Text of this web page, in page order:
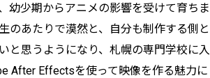
幼少期からアニメの影響を受けて育ちま
のあたりで漠然と、自分も制作する側と
と思うようになり、札幌の専門学校に入
After Effectsを使って映像を作る魅力に